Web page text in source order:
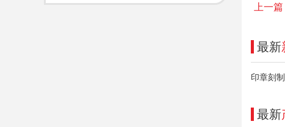
上一篇
最新
印章刻
最新